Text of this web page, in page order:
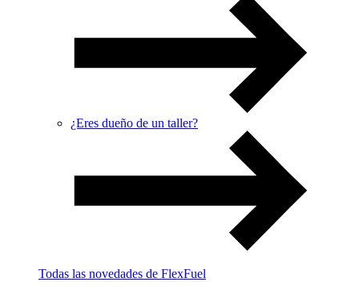
¿Eres dueño de un taller?
Todas las novedades de FlexFuel